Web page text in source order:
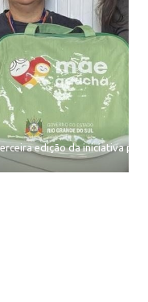
edição da iniciativa